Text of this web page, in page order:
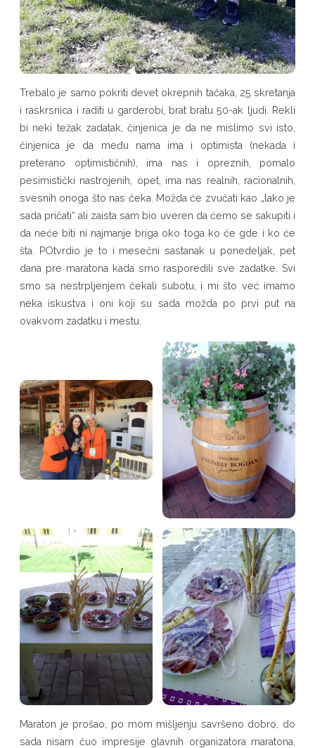
Trebalo je samo pokriti devet okrepnih tačaka, 25 skretanja
i raskrsnica i raditi u garderobi, brat bratu 50-ak ljudi. Rekli
bi neki težak zadatak, činjenica je da ne mislimo svi isto,
činjenica je da među nama ima i optimista (nekada i
preterano optimističnih), ima nas i opreznih, pomalo
pesimistički nastrojenih, opet, ima nas realnih, racionalnih,
svesnih onoga što nas čeka. Možda će zvučati kao „lako je
sada pričati“ ali zaista sam bio uveren da ćemo se sakupiti i
da neće biti ni najmanje briga oko toga ko će gde i ko će
šta. POtvrdio je to i mesečni sastanak u ponedeljak, pet
dana pre maratona kada smo rasporedili sve zadatke. Svi
smo sa nestrpljenjem čekali subotu, i mi što već imamo
neka iskustva i oni koji su sada možda po prvi put na
ovakvom zadatku i mestu.
Maraton je prošao, po mom mišljenju savršeno dobro, do
sada nisam čuo impresije glavnih organizatora maratona,